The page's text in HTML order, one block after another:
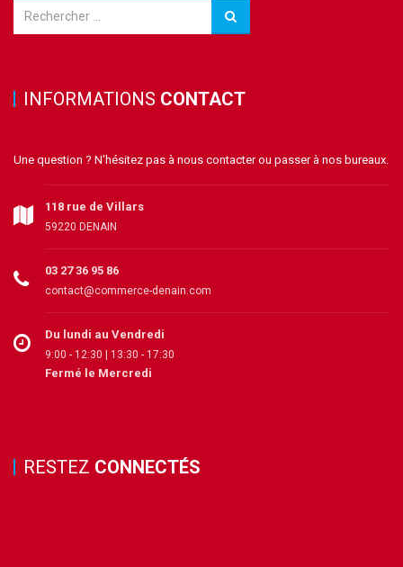
INFORMATIONS CONTACT
Une question ? N'hésitez pas à nous contacter ou passer à nos bureaux.
118 rue de Villars
59220 DENAIN
03 27 36 95 86
contact@commerce-denain.com
Du lundi au Vendredi
9:00 - 12:30 | 13:30 - 17:30
Fermé le Mercredi
RESTEZ CONNECTÉS